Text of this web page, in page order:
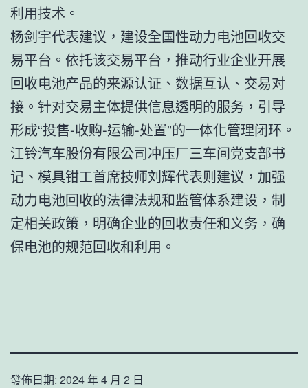
利用技术。
杨剑宇代表建议，建设全国性动力电池回收交
易平台。依托该交易平台，推动行业企业开展
回收电池产品的来源认证、数据互认、交易对
接。针对交易主体提供信息透明的服务，引导
形成“投售-收购-运输-处置”的一体化管理闭环。
江铃汽车股份有限公司冲压厂三车间党支部书
记、模具钳工首席技师刘辉代表则建议，加强
动力电池回收的法律法规和监管体系建设，制
定相关政策，明确企业的回收责任和义务，确
保电池的规范回收和利用。
發佈日期: 2024 年 4 月 2 日